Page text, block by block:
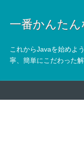
一番かんたん
これからJavaを始めよ
寧、簡単にこだわった